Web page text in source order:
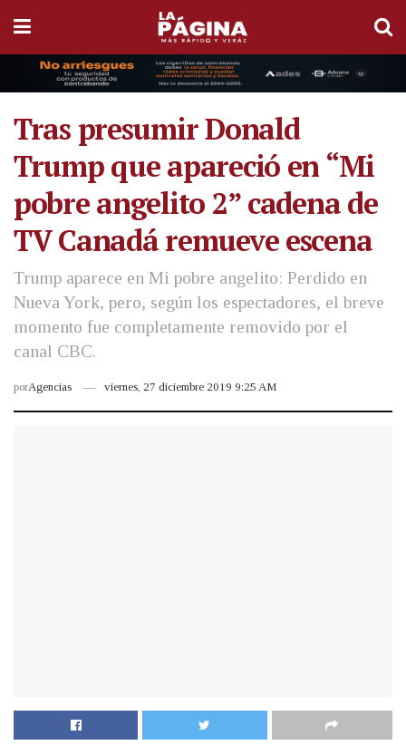
Tras presumir Donald
Trump que apareció en “Mi
pobre angelito 2” cadena de
TV Canadá remueve escena
Trump aparece en Mi pobre angelito: Perdido en
Nueva York, pero, según los espectadores, el breve
momento fue completamente removido por el
canal CBC.
porAgencias viernes, 27 diciembre 2019 9:25 AM